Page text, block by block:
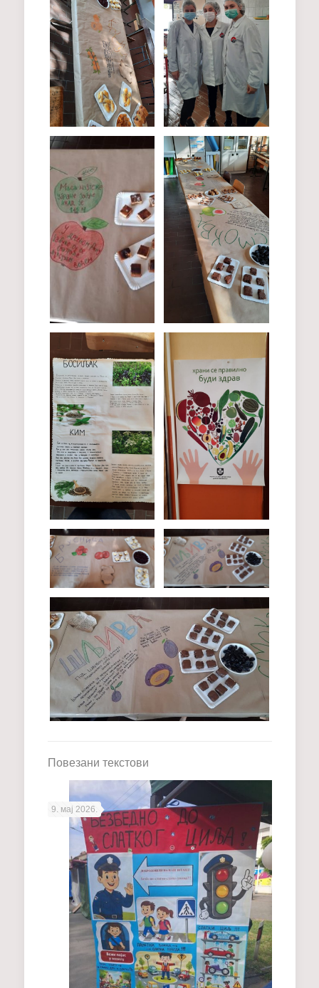
Повезани текстови
9. мај 2026.